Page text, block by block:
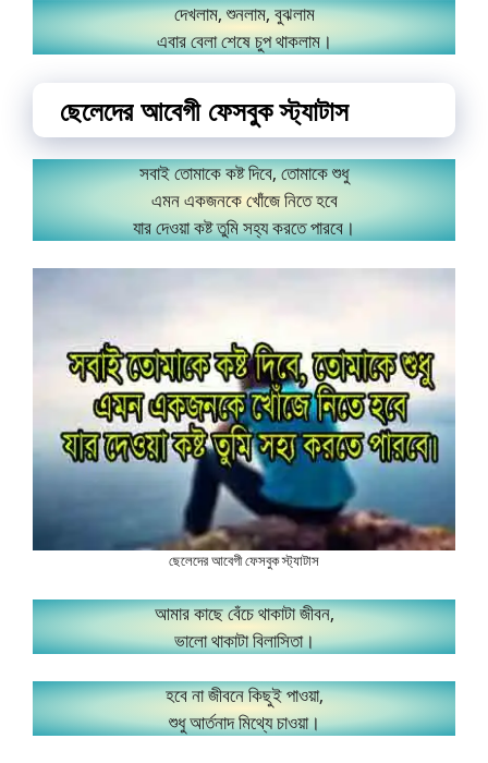
দেখলাম, শুনলাম, বুঝলাম
এবার বেলা শেষে চুপ থাকলাম।
ছেলেদের আবেগী ফেসবুক স্ট্যাটাস
সবাই তোমাকে কষ্ট দিবে, তোমাকে শুধু
এমন একজনকে খোঁজে নিতে হবে
যার দেওয়া কষ্ট তুমি সহ্য করতে পারবে।
ছেলেদের আবেগী ফেসবুক স্ট্যাটাস
আমার কাছে বেঁচে থাকাটা জীবন,
ভালো থাকাটা বিলাসিতা।
হবে না জীবনে কিছুই পাওয়া,
শুধু আর্তনাদ মিথ্যে চাওয়া।